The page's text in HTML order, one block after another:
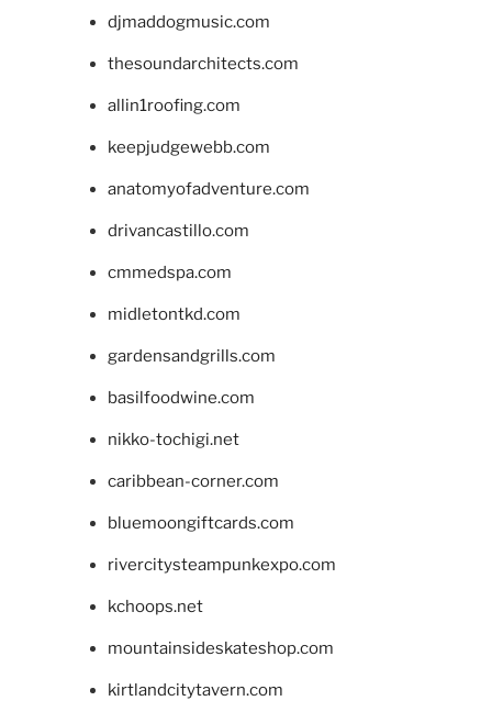
djmaddogmusic.com
thesoundarchitects.com
allin1roofing.com
keepjudgewebb.com
anatomyofadventure.com
drivancastillo.com
cmmedspa.com
midletontkd.com
gardensandgrills.com
basilfoodwine.com
nikko-tochigi.net
caribbean-corner.com
bluemoongiftcards.com
rivercitysteampunkexpo.com
kchoops.net
mountainsideskateshop.com
kirtlandcitytavern.com